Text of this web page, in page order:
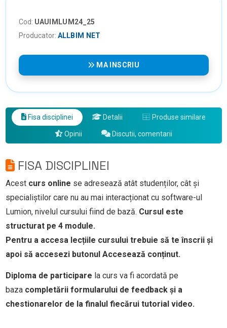
Cod: UAUIMLUM24_25
Producator: ALLBIM NET
MA INSCRIU
Fisa disciplinei Detalii Produse similare
Opinii Discutii, comentarii
FISA DISCIPLINEI
Acest curs online se adresează atât studenților, cât și
specialiștilor care nu au mai interacționat cu software-ul
Lumion, nivelul cursului fiind de bază. Cursul este
structurat pe 4 module.
Pentru a accesa lecțiile cursului trebuie să te înscrii și
apoi să accesezi butonul Accesează conținut.
Diploma de participare la curs va fi acordată pe
baza completării formularului de feedback și a
chestionarelor de la finalul fiecărui tutorial video.